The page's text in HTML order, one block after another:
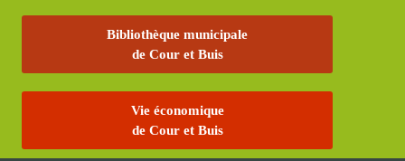
Bibliothèque municipale
de Cour et Buis
Vie économique
de Cour et Buis